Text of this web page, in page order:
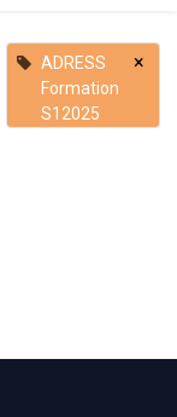
ADRESS
Formation
S12025
×